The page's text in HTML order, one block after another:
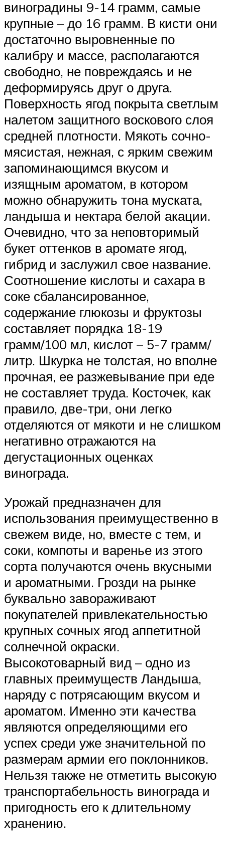
виноградины 9-14 грамм, самые
крупные – до 16 грамм. В кисти они
достаточно выровненные по
калибру и массе, располагаются
свободно, не повреждаясь и не
деформируясь друг о друга.
Поверхность ягод покрыта светлым
налетом защитного воскового слоя
средней плотности. Мякоть сочно-
мясистая, нежная, с ярким свежим
запоминающимся вкусом и
изящным ароматом, в котором
можно обнаружить тона муската,
ландыша и нектара белой акации.
Очевидно, что за неповторимый
букет оттенков в аромате ягод,
гибрид и заслужил свое название.
Соотношение кислоты и сахара в
соке сбалансированное,
содержание глюкозы и фруктозы
составляет порядка 18-19
грамм/100 мл, кислот – 5-7 грамм/
литр. Шкурка не толстая, но вполне
прочная, ее разжевывание при еде
не составляет труда. Косточек, как
правило, две-три, они легко
отделяются от мякоти и не слишком
негативно отражаются на
дегустационных оценках
винограда.
Урожай предназначен для
использования преимущественно в
свежем виде, но, вместе с тем, и
соки, компоты и варенье из этого
сорта получаются очень вкусными
и ароматными. Грозди на рынке
буквально завораживают
покупателей привлекательностью
крупных сочных ягод аппетитной
солнечной окраски.
Высокотоварный вид – одно из
главных преимуществ Ландыша,
наряду с потрясающим вкусом и
ароматом. Именно эти качества
являются определяющими его
успех среди уже значительной по
размерам армии его поклонников.
Нельзя также не отметить высокую
транспортабельность винограда и
пригодность его к длительному
хранению.